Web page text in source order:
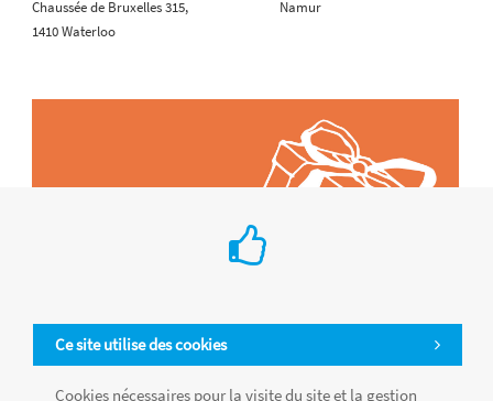
Ce site utilise des cookies
Cookies nécessaires pour la visite du site et la gestion
Chaussée de Bruxelles 315,
1410 Waterloo
Namur